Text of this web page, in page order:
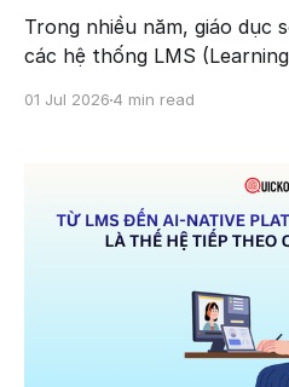
Trong nhiều năm, giáo dục
các hệ thống LMS
01 Jul 2026 4 min read